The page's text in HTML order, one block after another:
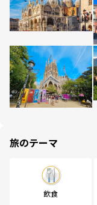
旅のテーマ
飲食